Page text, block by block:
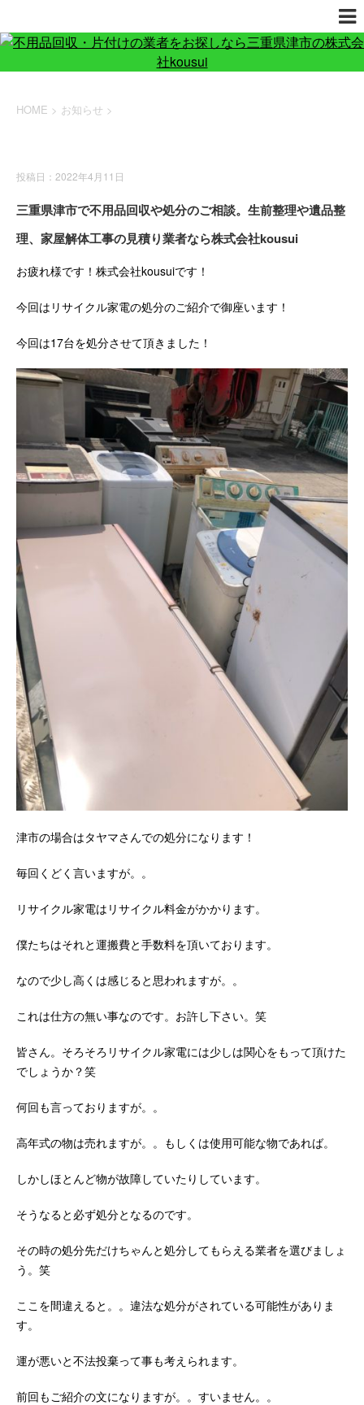
HOME > お知らせ >
投稿日：2022年4月11日
三重県津市で不用品回収や処分のご相談。生前整理や遺品整
理、家屋解体工事の見積り業者なら株式会社kousui
お疲れ様です！株式会社kousuiです！
今回はリサイクル家電の処分のご紹介で御座います！
今回は17台を処分させて頂きました！
津市の場合はタヤマさんでの処分になります！
毎回くどく言いますが。。
リサイクル家電はリサイクル料金がかかります。
僕たちはそれと運搬費と手数料を頂いております。
なので少し高くは感じると思われますが。。
これは仕方の無い事なのです。お許し下さい。笑
皆さん。そろそろリサイクル家電には少しは関心をもって頂けた
でしょうか？笑
何回も言っておりますが。。
高年式の物は売れますが。。もしくは使用可能な物であれば。
しかしほとんど物が故障していたりしています。
そうなると必ず処分となるのです。
その時の処分先だけちゃんと処分してもらえる業者を選びましょ
う。笑
ここを間違えると。。違法な処分がされている可能性がありま
す。
運が悪いと不法投棄って事も考えられます。
前回もご紹介の文になりますが。。すいません。。